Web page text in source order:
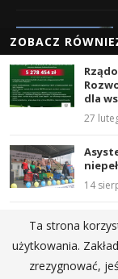
ZOBACZ
dla
27
14
TKKF
28
Ta strona
użytkowania.
zrezygnować,